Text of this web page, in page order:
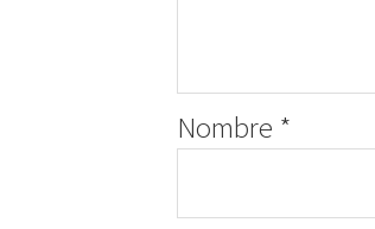
Nombre *